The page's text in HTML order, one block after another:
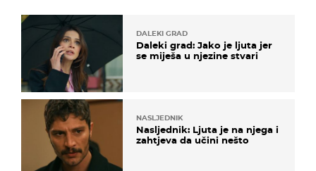
DALEKI GRAD
Daleki grad: Jako je ljuta jer
se miješa u njezine stvari
NASLJEDNIK
Nasljednik: Ljuta je na njega i
zahtjeva da učini nešto